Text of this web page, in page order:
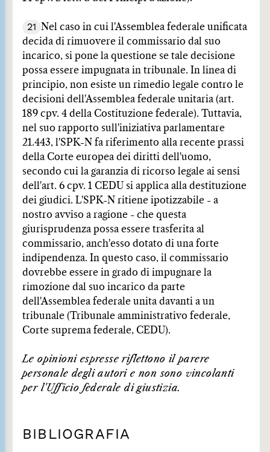
21
Nel caso in cui l'Assemblea federale unificata
decida di rimuovere il commissario dal suo
incarico, si pone la questione se tale decisione
possa essere impugnata in tribunale. In linea di
principio, non esiste un rimedio legale contro le
decisioni dell'Assemblea federale unitaria (art.
189 cpv. 4 della Costituzione federale). Tuttavia,
nel suo rapporto sull'iniziativa parlamentare
21.443, l'SPK-N fa riferimento alla recente prassi
della Corte europea dei diritti dell'uomo,
secondo cui la garanzia di ricorso legale ai sensi
dell'art. 6 cpv. 1 CEDU si applica alla destituzione
dei giudici. L'SPK-N ritiene ipotizzabile - a
nostro avviso a ragione - che questa
giurisprudenza possa essere trasferita al
commissario, anch'esso dotato di una forte
indipendenza. In questo caso, il commissario
dovrebbe essere in grado di impugnare la
rimozione dal suo incarico da parte
dell'Assemblea federale unita davanti a un
tribunale (Tribunale amministrativo federale,
Corte suprema federale, CEDU).
Le opinioni espresse riflettono il parere
personale degli autori e non sono vincolanti
per l'Ufficio federale di giustizia.
BIBLIOGRAFIA